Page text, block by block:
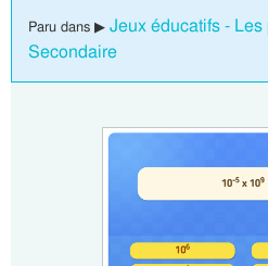
Paru dans ▶ Jeux éducatifs -
Secondaire